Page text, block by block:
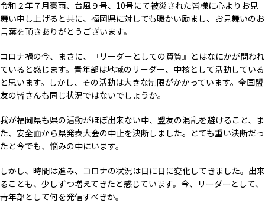
令和２年７月豪雨、台風９号、10号にて被災された皆様に心よりお見
舞い申し上げると共に、福岡県に対しても暖かい励まし、お見舞いのお
言葉を頂きありがとうございます。
コロナ禍の今、まさに、『リーダーとしての資質』とはなにかが問われ
ていると感じます。青年部は地域のリーダー、中核として活動している
と思います。しかし、その活動は大きな制限がかかっています。全国盟
友の皆さんも同じ状況ではないでしょうか。
我が福岡県も県の活動がほぼ出来ない中、盟友の混乱を避けること、ま
た、安全面から県発表大会の中止を決断しました。とても重い決断だっ
たと今でも、悩みの中にいます。
しかし、時間は進み、コロナの状況は日に日に変化してきました。出来
ることも、少しずつ増えてきたと感じています。今、リーダーとして、
青年部として何を発信すべきか。